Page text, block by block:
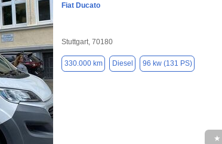
Fiat Ducato
Stuttgart, 70180
330.000 km Diesel 96 kw (131 PS)
★